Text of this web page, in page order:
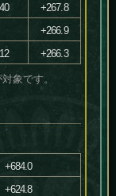
+267.8
+266.9
+266.3
象です。
+684.0
+624.8